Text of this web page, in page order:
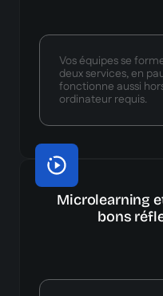
Vos équipes se
deux services, en
fonctionne aussi
ordinateur requis.
Microlearning
bons